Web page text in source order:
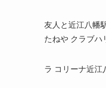
友人と近江八幡
たねや クラブハ
ラ コリーナ近江